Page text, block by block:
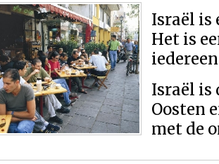
Israël is
Het is
Israël is
Oosten
met de